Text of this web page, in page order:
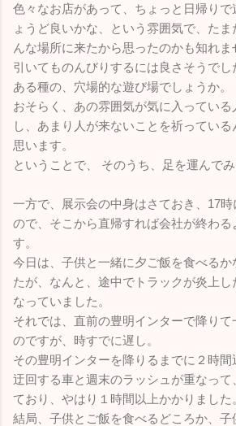
色々なお店があって、ちょっと日帰りで
ょうど良いかな、という雰囲気で、たま
んな場所に来たから思ったのかも知れ
引いてものんびりするには良さそうでし
ある種の、穴場的な遊び場でしょうか。
おそらく、あの雰囲気が気に入ってい
し、あまり人が来ないことを祈ってい
思います。
ということで、 そのうち、足を運んでみ
一方で、展示会の中身はさておき、17時
ので、そこから直帰すれば会社が終わる
す。
今日は、子供と一緒に夕ご飯を食べるか
たが、なんと、途中でトラックが炎上し
なっていました。
それでは、直前の豊明インターで降りて
のですが、時すでに遅し。
その豊明インターを降りるまでに２時間
迂回する車と週末のラッシュが重なって
ており、やはり１時間以上かかりました
結局、子供とご飯を食べるどころか、